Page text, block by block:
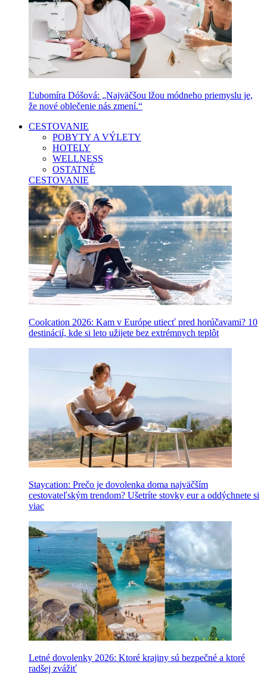
Ľubomíra Dóšová: „Najväčšou lžou módneho priemyslu je,
že nové oblečenie nás zmení.“
CESTOVANIE
POBYTY A VÝLETY
HOTELY
WELLNESS
OSTATNÉ
CESTOVANIE
Coolcation 2026: Kam v Európe utiecť pred horúčavami? 10
destinácií, kde si leto užijete bez extrémnych teplôt
Staycation: Prečo je dovolenka doma najväčším
cestovateľským trendom? Ušetríte stovky eur a oddýchnete si
viac
Letné dovolenky 2026: Ktoré krajiny sú bezpečné a ktoré
radšej zvážiť